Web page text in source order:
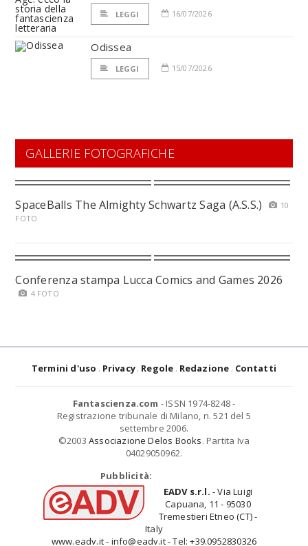
LEGGI 16/07/2026
Odissea
LEGGI 15/07/2026
GALLERIE FOTOGRAFICHE
SpaceBalls The Almighty Schwartz Saga (A.S.S.)
10
FOTO
Conferenza stampa Lucca Comics and Games 2026
4 FOTO
Termini d'uso Privacy Regole Redazione Contatti
Fantascienza.com - ISSN 1974-8248 -
Registrazione tribunale di Milano, n. 521 del 5
settembre 2006.
©2003 Associazione Delos Books. Partita Iva
04029050962.
Pubblicità:
EADV s.r.l. - Via Luigi
Capuana, 11 - 95030
Tremestieri Etneo (CT) -
Italy
www.eadv.it - info@eadv.it - Tel: +39.0952830326